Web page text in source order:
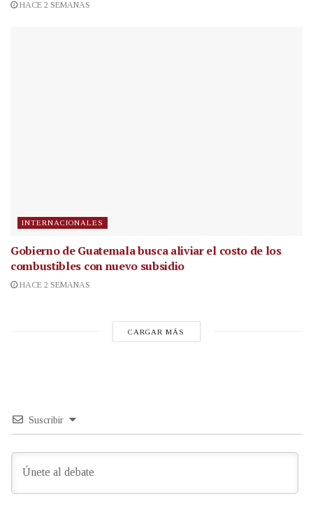
HACE 2 SEMANAS
INTERNACIONALES
Gobierno de Guatemala busca aliviar el costo de los
combustibles con nuevo subsidio
HACE 2 SEMANAS
CARGAR MÁS
Suscribir